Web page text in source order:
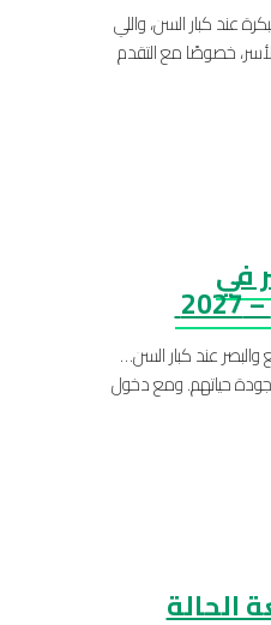
عند كبار السن، واللي
خصوصًا مع التقدم
في
عند كبار السن…
جودة حياتهم. ومع دخول
الحالة